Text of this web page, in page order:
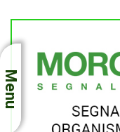
Menu